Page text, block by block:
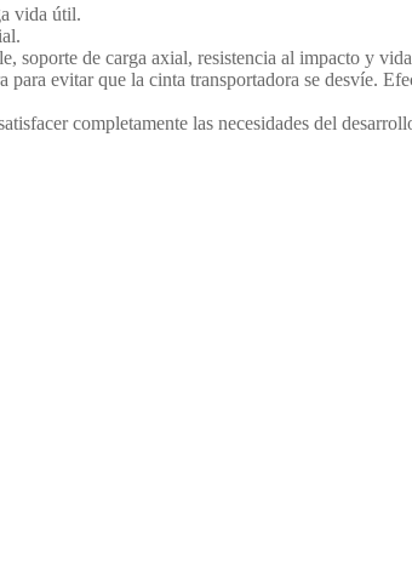
vida útil.
de carga axial, resistencia al impacto y
evitar que la cinta transportadora se desvíe.
completamente las necesidades del